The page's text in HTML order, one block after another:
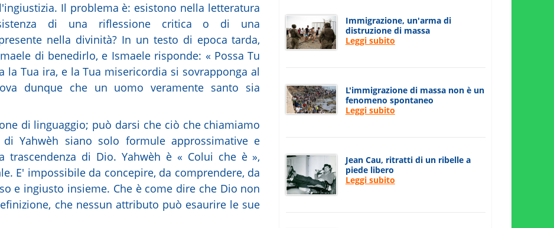
Il problema è: esistono nella letteratura
di una riflessione critica o di una
nella divinità? In un testo di epoca tarda,
di benedirlo, e Ismaele risponde: « Possa Tu
la Tua ira, e la Tua misericordia si sovrapponga al
dunque che un uomo veramente santo sia
di linguaggio; può darsi che ciò che chiamiamo
Yahwèh siano solo formule approssimative e
trascendenza di Dio. Yahwèh è « Colui che è »,
E' impossibile da concepire, da comprendere, da
e ingiusto insieme. Che è come dire che Dio non
che nessun attributo può esaurire le sue
Immigrazione, un'arma di
distruzione di massa
Leggi subito
L'immigrazione di massa non è un
fenomeno spontaneo
Leggi subito
Jean Cau, ritratti di un ribelle a
piede libero
Leggi subito